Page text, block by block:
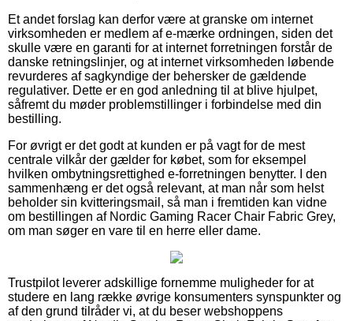
Et andet forslag kan derfor være at granske om internet
virksomheden er medlem af e-mærke ordningen, siden det
skulle være en garanti for at internet forretningen forstår de
danske retningslinjer, og at internet virksomheden løbende
revurderes af sagkyndige der behersker de gældende
regulativer. Dette er en god anledning til at blive hjulpet,
såfremt du møder problemstillinger i forbindelse med din
bestilling.
For øvrigt er det godt at kunden er på vagt for de mest
centrale vilkår der gælder for købet, som for eksempel
hvilken ombytningsrettighed e-forretningen benytter. I den
sammenhæng er det også relevant, at man når som helst
beholder sin kvitteringsmail, så man i fremtiden kan vidne
om bestillingen af Nordic Gaming Racer Chair Fabric Grey,
om man søger en vare til en herre eller dame.
Trustpilot leverer adskillige fornemme muligheder for at
studere en lang række øvrige konsumenters synspunkter og
af den grund tilråder vi, at du beser webshoppens